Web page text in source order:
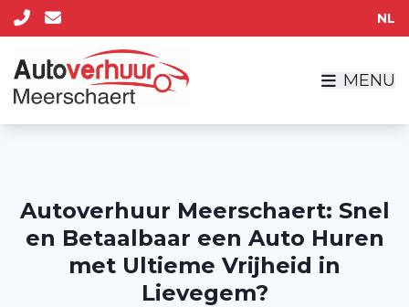
NL
MENU
Autoverhuur Meerschaert: Snel
en Betaalbaar een Auto Huren
met Ultieme Vrijheid in
Lievegem?